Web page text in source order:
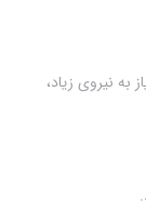
به نیروی زیاد،